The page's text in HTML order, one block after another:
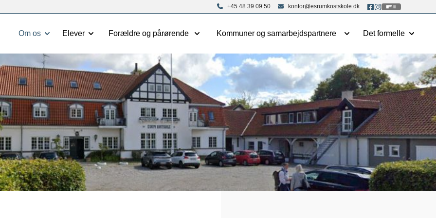
+45 48 39 09 50 kontor@esrumkostskole.dk
Om os Elever Forældre og pårørende Kommuner og samarbejdspartnere Det formelle